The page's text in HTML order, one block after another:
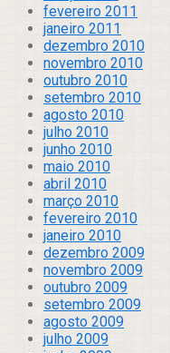
fevereiro 2011
janeiro 2011
dezembro 2010
novembro 2010
outubro 2010
setembro 2010
agosto 2010
julho 2010
junho 2010
maio 2010
abril 2010
março 2010
fevereiro 2010
janeiro 2010
dezembro 2009
novembro 2009
outubro 2009
setembro 2009
agosto 2009
julho 2009